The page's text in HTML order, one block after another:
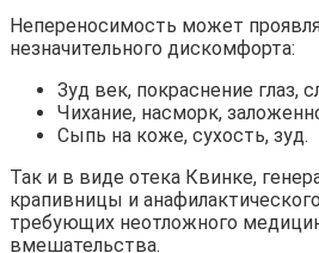
Непереносимость может
незначительного дискомфорта:
Зуд век, покраснение глаз,
Чихание, насморк,
Сыпь на коже, сухость, зуд.
Так и в виде отека Квинке,
крапивницы и
требующих неотложного
вмешательства.